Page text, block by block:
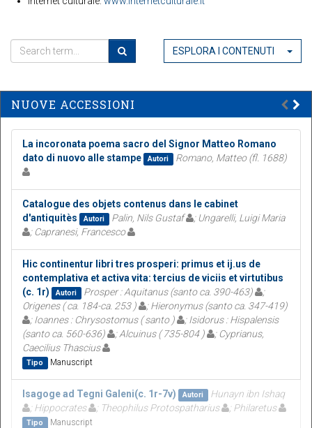
ESPLORA I CONTENUTI
NUOVE ACCESSIONI
La incoronata poema sacro del Signor Matteo Romano
dato di nuovo alle stampe
Autori Romano, Matteo (fl. 1688)
Catalogue des objets contenus dans le cabinet
d'antiquitès
Autori Palin, Nils Gustaf
; Ungarelli, Luigi Maria
; Capranesi, Francesco
Hic continentur libri tres prosperi: primus et ij.us de
contemplativa et activa vita: tercius de viciis et virtutibus
(c. 1r)
Autori Prosper : Aquitanus (santo ca. 390-463)
;
Origenes ( ca. 184-ca. 253 )
; Hieronymus (santo ca. 347-419)
; Ioannes : Chrysostomus ( santo )
; Isidorus : Hispalensis
(santo ca. 560-636)
; Alcuinus ( 735-804 )
; Cyprianus,
Caecilius Thascius
Tipo Manuscript
Isagoge ad Tegni Galeni(c. 1r-7v) Autori
Hunayn ibn Ishaq
; Hippocrates
; Theophilus Protospatharius ; Philaretus
Tipo Manuscript